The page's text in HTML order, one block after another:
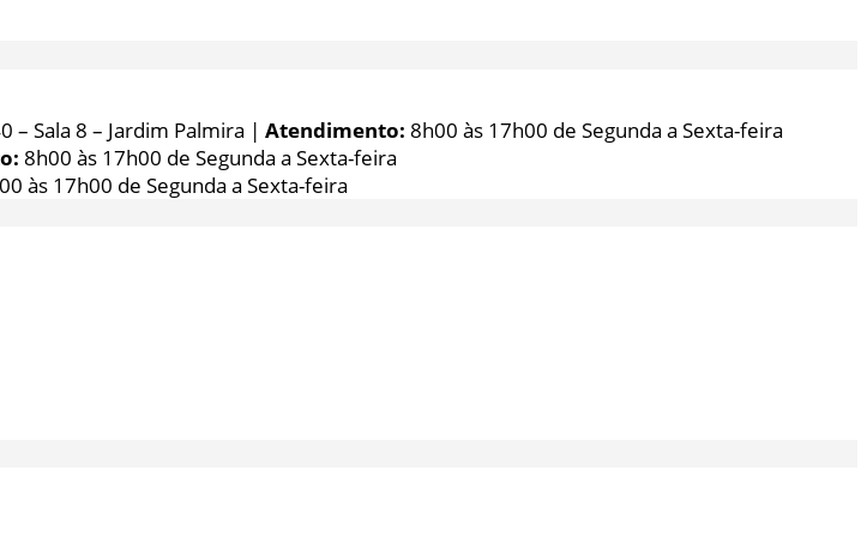
– Sala 8 – Jardim Palmira | Atendimento: 8h00 às 17h00 de Segunda a Sexta-feira
8h00 às 17h00 de Segunda a Sexta-feira
às 17h00 de Segunda a Sexta-feira